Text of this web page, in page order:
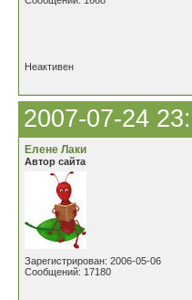
Неактивен
2007-07-24
Елене Лаки
Автор сайта
Зарегистрирован: 2006-05-06
Сообщений: 17180